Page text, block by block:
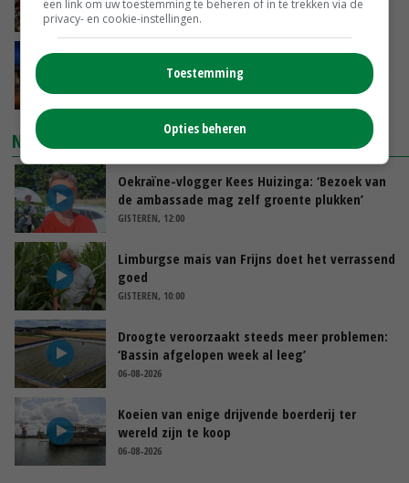
GISTEREN, 15:04
Nettowinst Royal A-ware onder druk ondanks
hogere omzet
GISTEREN, 14:35
NIEUWSTE VIDEO'S
Oekraïne-vlogger Kees Huizinga: ‘Bezoek van
de ambassade mag zelf groente plukken’
GISTEREN, 12:00
Limburgse mais van Frijns doet het verrassend
goed
GISTEREN, 10:00
Droogte veroorzaakt steeds meer problemen:
‘Bassin afgelopen week al leeg’
06-08-2026
Koeien van enige drijvende boerderij ter
wereld zijn te koop
06-08-2026
een link om uw toestemming te beheren of in te trekken via de
privacy- en cookie-instellingen.
Toestemming
Opties beheren